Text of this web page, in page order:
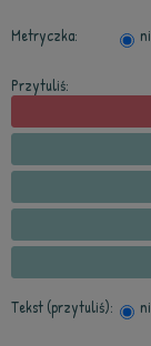
Metryczka:
Przytuliś:
Tekst (przytuliś):